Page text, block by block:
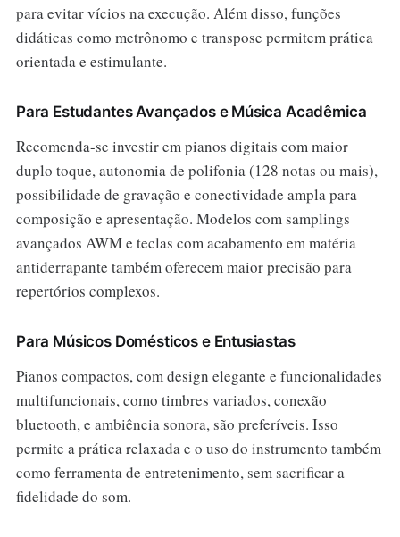
para evitar vícios na execução. Além disso, funções
didáticas como metrônomo e transpose permitem prática
orientada e estimulante.
Para Estudantes Avançados e Música Acadêmica
Recomenda-se investir em pianos digitais com maior
duplo toque, autonomia de polifonia (128 notas ou mais),
possibilidade de gravação e conectividade ampla para
composição e apresentação. Modelos com samplings
avançados AWM e teclas com acabamento em matéria
antiderrapante também oferecem maior precisão para
repertórios complexos.
Para Músicos Domésticos e Entusiastas
Pianos compactos, com design elegante e funcionalidades
multifuncionais, como timbres variados, conexão
bluetooth, e ambiência sonora, são preferíveis. Isso
permite a prática relaxada e o uso do instrumento também
como ferramenta de entretenimento, sem sacrificar a
fidelidade do som.